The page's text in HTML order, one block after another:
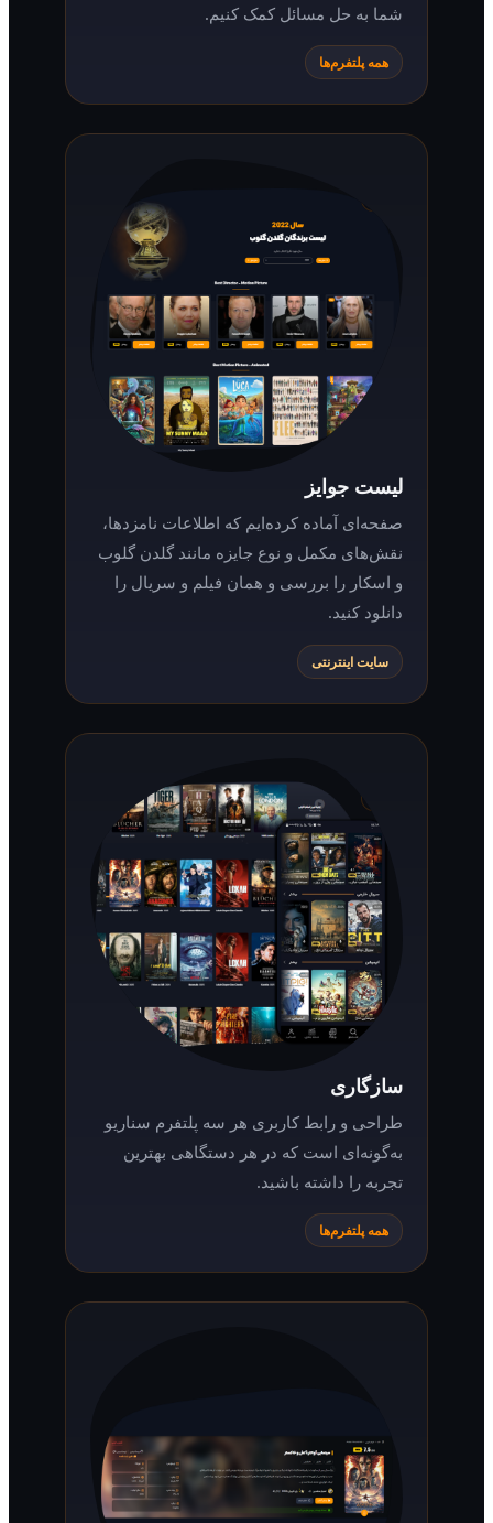
شما به حل مسائل کمک کنیم.
همه پلتفرم‌ها
لیست جوایز
صفحه‌ای آماده کرده‌ایم که اطلاعات نامزدها،
نقش‌های مکمل و نوع جایزه مانند گلدن گلوب
و اسکار را بررسی و همان فیلم و سریال را
سایت اینترنتی
طراحی و رابط کاربری هر سه پلتفرم سناریو
به‌گونه‌ای است که در هر دستگاهی بهترین
تجربه را داشته باشید.
همه پلتفرم‌ها